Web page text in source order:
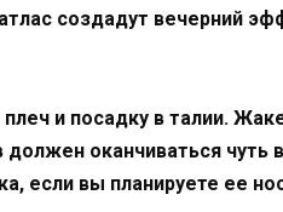
создадут вечерний
и посадку в талии.
должен оканчиваться чуть
если вы планируете ее